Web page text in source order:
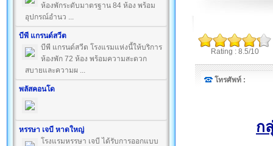
ห้องพักระดับมาตรฐาน 84 ห้อง พร้อม
อุปกรณ์อำนว ...
บีพี แกรนด์สวีต
บีพี แกรนด์สวีต โรงแรมแห่งนี้ให้บริการ
ห้องพัก 72 ห้อง พร้อมความสะดวก
สบายและความผ ...
พลัสคอนโด
หรรษา เจบี หาดใหญ่
โรงแรมหรรษา เจบี ได้รับการออกแบบ
Rating : 8.5/10
โทรศัพท์ :
ก